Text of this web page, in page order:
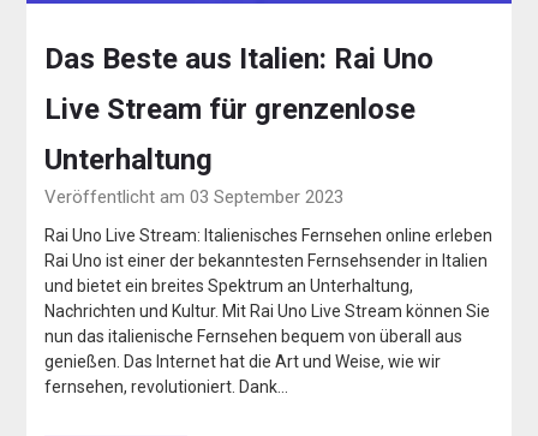
Das Beste aus Italien: Rai Uno
Live Stream für grenzenlose
Unterhaltung
Veröffentlicht am 03 September 2023
Rai Uno Live Stream: Italienisches Fernsehen online erleben
Rai Uno ist einer der bekanntesten Fernsehsender in Italien
und bietet ein breites Spektrum an Unterhaltung,
Nachrichten und Kultur. Mit Rai Uno Live Stream können Sie
nun das italienische Fernsehen bequem von überall aus
genießen. Das Internet hat die Art und Weise, wie wir
fernsehen, revolutioniert. Dank…